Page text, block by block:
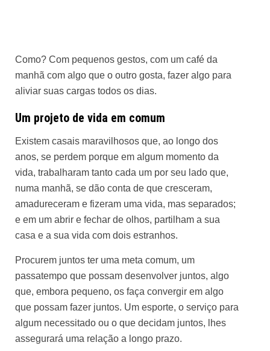
Como? Com pequenos gestos, com um café da
manhã com algo que o outro gosta, fazer algo para
aliviar suas cargas todos os dias.
Um projeto de vida em comum
Existem casais maravilhosos que, ao longo dos
anos, se perdem porque em algum momento da
vida, trabalharam tanto cada um por seu lado que,
numa manhã, se dão conta de que cresceram,
amadureceram e fizeram uma vida, mas separados;
e em um abrir e fechar de olhos, partilham a sua
casa e a sua vida com dois estranhos.
Procurem juntos ter uma meta comum, um
passatempo que possam desenvolver juntos, algo
que, embora pequeno, os faça convergir em algo
que possam fazer juntos. Um esporte, o serviço para
algum necessitado ou o que decidam juntos, lhes
assegurará uma relação a longo prazo.